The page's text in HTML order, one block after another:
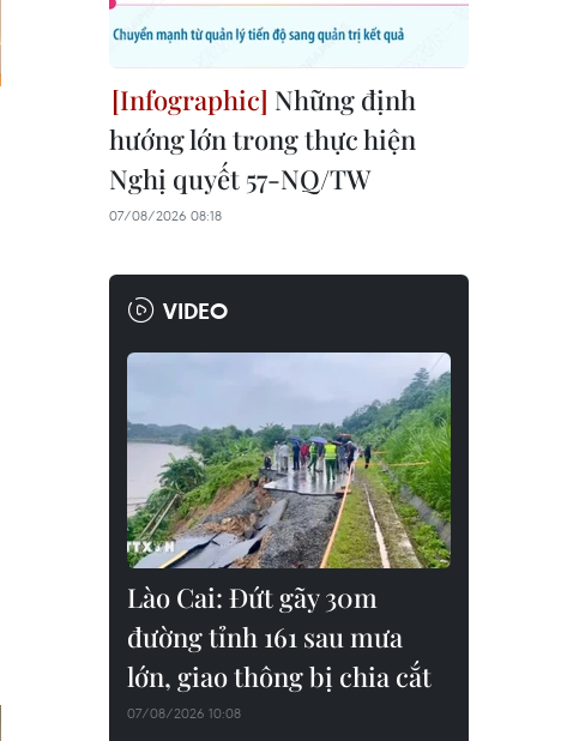
Những định
hướng lớn trong thực hiện
Nghị quyết 57-NQ/TW
07/08/2026 08:18
VIDEO
Lào Cai: Đứt gãy 30m
đường tỉnh 161 sau mưa
lớn, giao thông bị chia cắt
07/08/2026 10:08